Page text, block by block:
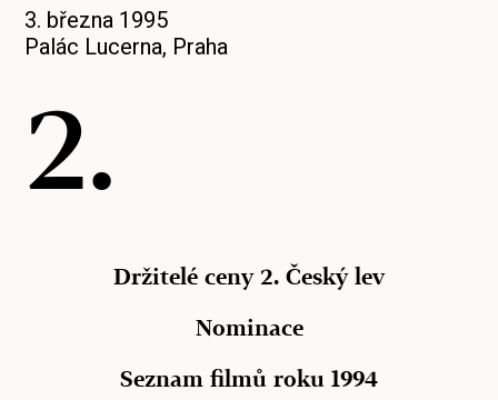
3. března 1995
Palác Lucerna, Praha
2.
Držitelé ceny 2. Český lev
Nominace
Seznam filmů roku 1994